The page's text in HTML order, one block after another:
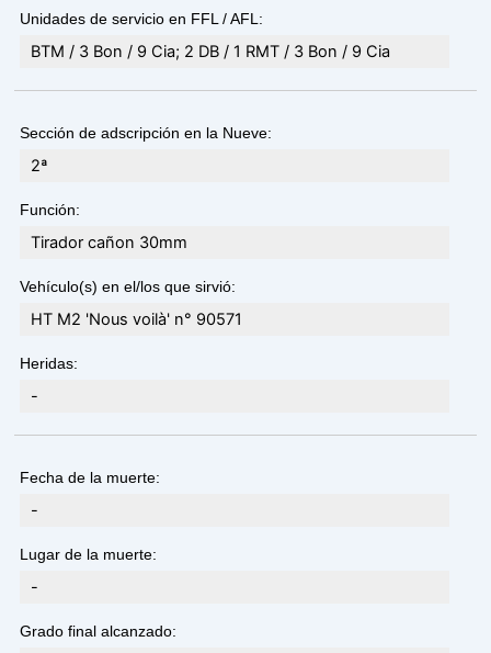
Unidades de servicio en FFL / AFL:
BTM / 3 Bon / 9 Cia; 2 DB / 1 RMT / 3 Bon / 9 Cia
Sección de adscripción en la Nueve:
2ª
Función:
Tirador cañon 30mm
Vehículo(s) en el/los que sirvió:
HT M2 'Nous voilà' n° 90571
Heridas:
-
Fecha de la muerte:
-
Lugar de la muerte:
-
Grado final alcanzado: